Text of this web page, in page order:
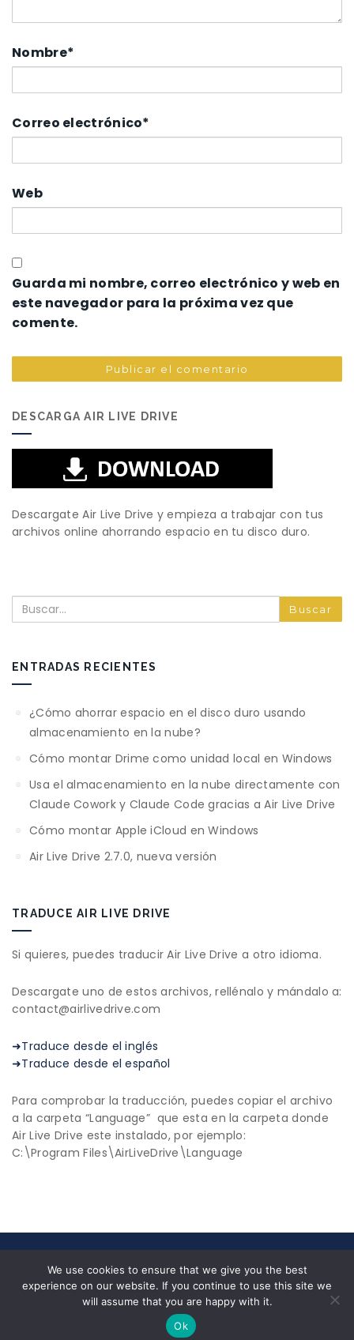
Nombre*
Correo electrónico*
Web
Guarda mi nombre, correo electrónico y web en
este navegador para la próxima vez que
comente.
DESCARGA AIR LIVE DRIVE
Descargate Air Live Drive y empieza a trabajar con tus
archivos online ahorrando espacio en tu disco duro.
Buscar
ENTRADAS RECIENTES
¿Cómo ahorrar espacio en el disco duro usando
almacenamiento en la nube?
Cómo montar Drime como unidad local en Windows
Usa el almacenamiento en la nube directamente con
Claude Cowork y Claude Code gracias a Air Live Drive
Cómo montar Apple iCloud en Windows
Air Live Drive 2.7.0, nueva versión
TRADUCE AIR LIVE DRIVE
Si quieres, puedes traducir Air Live Drive a otro idioma.
Descargate uno de estos archivos, rellénalo y mándalo a:
contact@airlivedrive.com
➜Traduce desde el inglés
➜Traduce desde el español
Para comprobar la traducción, puedes copiar el archivo
a la carpeta “Language” que esta en la carpeta donde
Air Live Drive este instalado, por ejemplo:
C:\Program Files\AirLiveDrive\Language
© 2026 All Rights Reserved|Privacy Policy |End User
License Agreement
Nosotros✉ contact@airlivedrive.com |
Facebook/airlivedrive.software
We use cookies to ensure that we give you the best
experience on our website. If you continue to use this site we
will assume that you are happy with it.
Ok